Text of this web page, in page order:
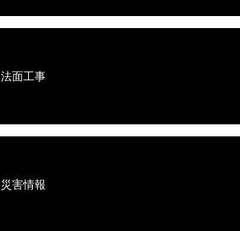
法面工事
災害情報